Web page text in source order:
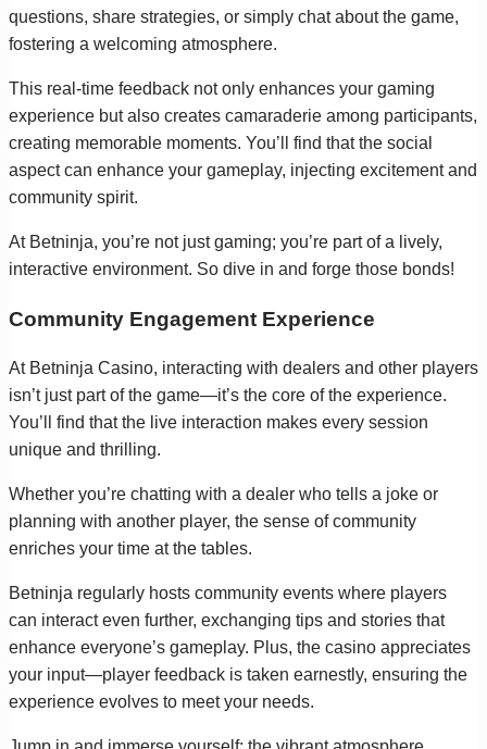
questions, share strategies, or simply chat about the game,
fostering a welcoming atmosphere.
This real-time feedback not only enhances your gaming
experience but also creates camaraderie among participants,
creating memorable moments. You’ll find that the social
aspect can enhance your gameplay, injecting excitement and
community spirit.
At Betninja, you’re not just gaming; you’re part of a lively,
interactive environment. So dive in and forge those bonds!
Community Engagement Experience
At Betninja Casino, interacting with dealers and other players
isn’t just part of the game—it’s the core of the experience.
You’ll find that the live interaction makes every session
unique and thrilling.
Whether you’re chatting with a dealer who tells a joke or
planning with another player, the sense of community
enriches your time at the tables.
Betninja regularly hosts community events where players
can interact even further, exchanging tips and stories that
enhance everyone’s gameplay. Plus, the casino appreciates
your input—player feedback is taken earnestly, ensuring the
experience evolves to meet your needs.